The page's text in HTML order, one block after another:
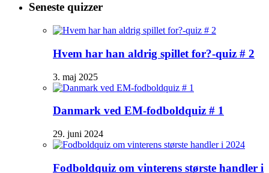
Seneste quizzer
Hvem har han aldrig spillet for?-quiz # 2
3. maj 2025
Danmark ved EM-fodboldquiz # 1
29. juni 2024
Fodboldquiz om vinterens største handler i